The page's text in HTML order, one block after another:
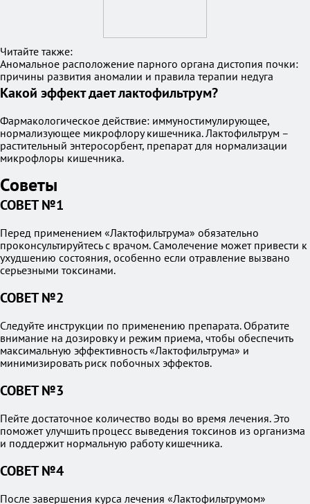
Читайте также:
Аномальное расположение парного органа дистопия почки:
причины развития аномалии и правила терапии недуга
Какой эффект дает лактофильтрум?
Фармакологическое действие: иммуностимулирующее,
нормализующее микрофлору кишечника. Лактофильтрум –
растительный энтеросорбент, препарат для нормализации
микрофлоры кишечника.
Советы
СОВЕТ №1
Перед применением «Лактофильтрума» обязательно
проконсультируйтесь с врачом. Самолечение может привести к
ухудшению состояния, особенно если отравление вызвано
серьезными токсинами.
СОВЕТ №2
Следуйте инструкции по применению препарата. Обратите
внимание на дозировку и режим приема, чтобы обеспечить
максимальную эффективность «Лактофильтрума» и
минимизировать риск побочных эффектов.
СОВЕТ №3
Пейте достаточное количество воды во время лечения. Это
поможет улучшить процесс выведения токсинов из организма
и поддержит нормальную работу кишечника.
СОВЕТ №4
После завершения курса лечения «Лактофильтрумом»